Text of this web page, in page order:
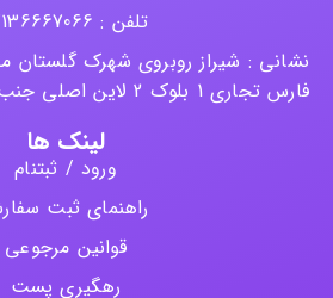
تلفن : 07136667066
نشانی : شیراز روبروی شهرک گلستان
فارس تجاری 1 بلوک 2 لاین اصلی جنب کافه ماه غرفه 1158
لینک ها
ورود / ثبتنام
راهنمای ثبت
قوانین مرجوعی
رهگیری پست